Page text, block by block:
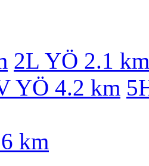
2L YÖ 2.1 km
YÖ 4.2 km
km